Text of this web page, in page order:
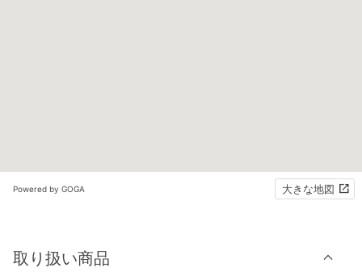
Powered by GOGA 大きな地図
取り扱い商品